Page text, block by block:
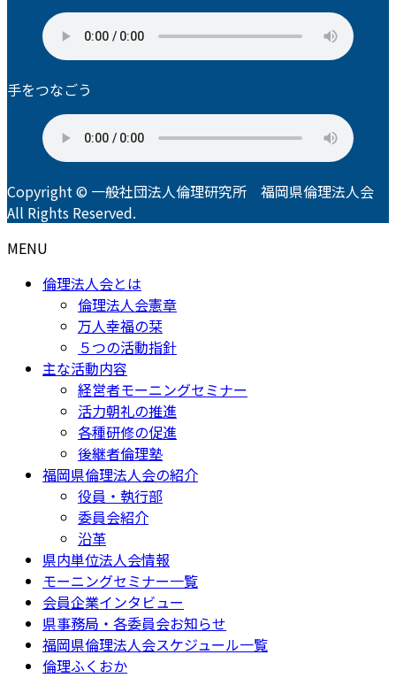
手をつなごう
Copyright © 一般社団法人倫理研究所 福岡県倫理法人会
All Rights Reserved.
MENU
倫理法人会とは
倫理法人会憲章
万人幸福の栞
５つの活動指針
主な活動内容
経営者モーニングセミナー
活力朝礼の推進
各種研修の促進
後継者倫理塾
福岡県倫理法人会の紹介
役員・執行部
委員会紹介
沿革
県内単位法人会情報
モーニングセミナー一覧
会員企業インタビュー
県事務局・各委員会お知らせ
福岡県倫理法人会スケジュール一覧
倫理ふくおか